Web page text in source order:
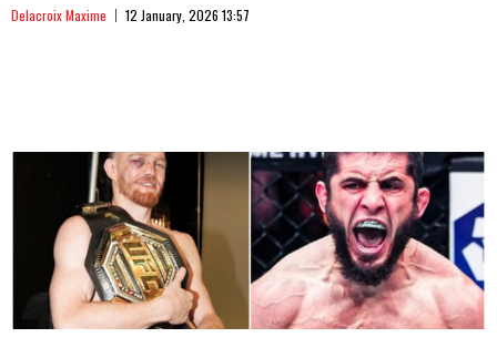
Delacroix Maxime 12 January, 2026 13:57